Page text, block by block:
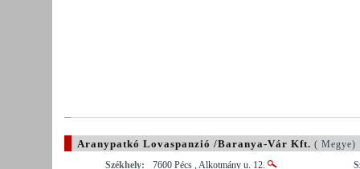
Aranypatkó Lovaspanzió /Baranya-Vár Kft. ( Megye)
Székhely:
7600 Pécs , Alkotmány u. 12.